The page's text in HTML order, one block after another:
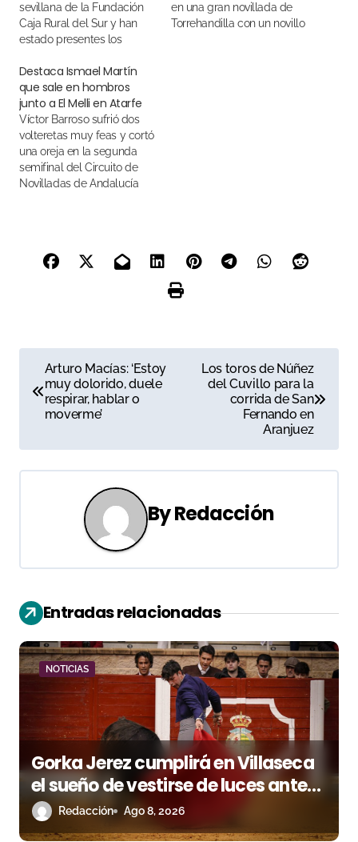
sevillana de la Fundación
Caja Rural del Sur y han
estado presentes los
en una gran novillada de
Torrehandilla con un novillo
Destaca Ismael Martín
que sale en hombros
junto a El Melli en Atarfe
Víctor Barroso sufrió dos
volteretas muy feas y cortó
una oreja en la segunda
semifinal del Circuito de
Novilladas de Andalucía
a
e
c
i
ó
n
e
e
n
t
Arturo Macías: ‘Estoy
muy dolorido, duele
respirar, hablar o
moverme’
Los toros de Núñez
del Cuvillo para la
corrida de San
Fernando en
Aranjuez
ByRedacción
Entradas relacionadas
NOTICIAS
Gorka Jerez cumplirá en Villaseca
el sueño de vestirse de luces ante
los suyos
Redacción Ago 8, 2026